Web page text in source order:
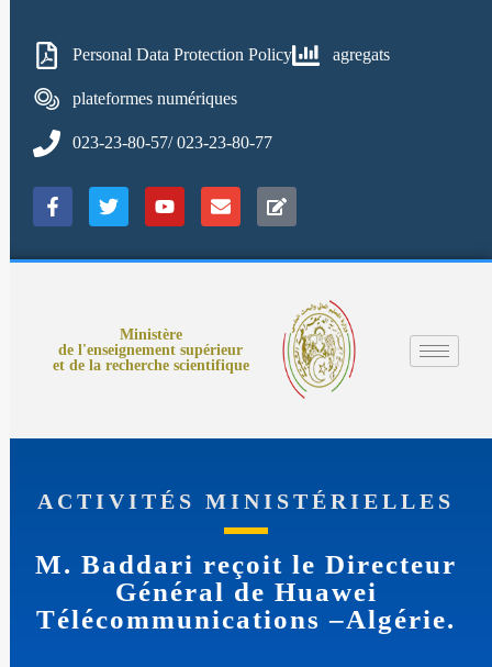
Personal Data Protection Policy agregats
plateformes numériques
023-23-80-57/ 023-23-80-77
Ministère
de l'enseignement supérieur
et de la recherche scientifique
ACTIVITÉS MINISTÉRIELLES
M. Baddari reçoit le Directeur
Général de Huawei
Télécommunications –Algérie.